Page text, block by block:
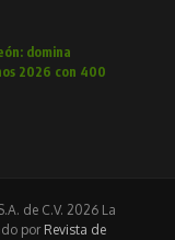
domina
2026 con 400
de C.V. 2026 La
por Revista de